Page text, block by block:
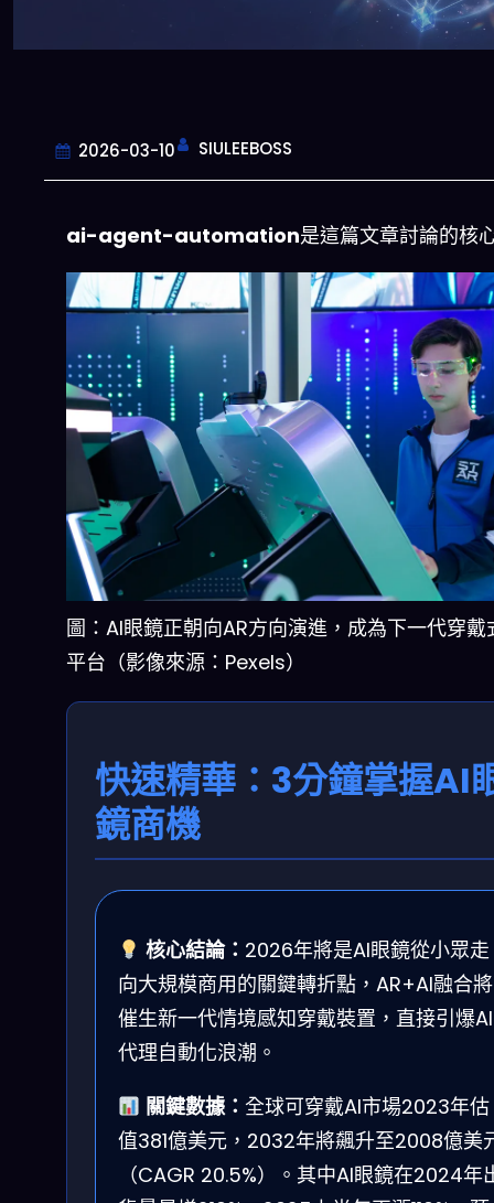
2026-03-10 SIULEEBOSS
ai-agent-automation是這篇文章討論的核
圖：AI眼鏡正朝向AR方向演進，成為下一代穿戴
平台（影像來源：Pexels）
快速精華：3分鐘掌握AI
鏡商機
核心結論： 2026年將是AI眼鏡從小眾走
向大規模商用的關鍵轉折點，AR+AI融合將
催生新一代情境感知穿戴裝置，直接引爆AI
代理自動化浪潮。
關鍵數據： 全球可穿戴AI市場2023年估
值381億美元，2032年將飆升至2008億美
（CAGR 20.5%）。其中AI眼鏡在2024年